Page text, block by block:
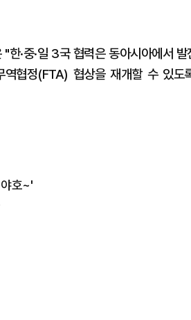
·중·일 3국 협력은 동아시아에서 발
협정(FTA) 협상을 재개할 수 있도
호~'